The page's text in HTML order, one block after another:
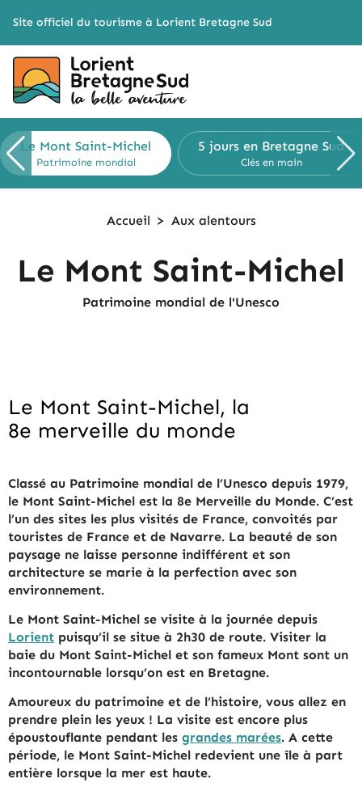
Site officiel du tourisme à Lorient Bretagne Sud
Le Mont Saint-Michel
Patrimoine mondial
5 jours en Bretagne Sud
Clés en main
Accueil > Aux alentours
Le Mont Saint-Michel
Patrimoine mondial de l'Unesco
Le Mont Saint-Michel, la
8e merveille du monde
Classé au Patrimoine mondial de l’Unesco depuis 1979,
le Mont Saint-Michel est la 8e Merveille du Monde. C’est
l’un des sites les plus visités de France, convoités par
touristes de France et de Navarre. La beauté de son
paysage ne laisse personne indifférent et son
architecture se marie à la perfection avec son
environnement.
Le Mont Saint-Michel se visite à la journée depuis
Lorient puisqu’il se situe à 2h30 de route. Visiter la
baie du Mont Saint-Michel et son fameux Mont sont un
incontournable lorsqu’on est en Bretagne.
Amoureux du patrimoine et de l’histoire, vous allez en
prendre plein les yeux ! La visite est encore plus
époustouflante pendant les grandes marées. A cette
période, le Mont Saint-Michel redevient une île à part
entière lorsque la mer est haute.